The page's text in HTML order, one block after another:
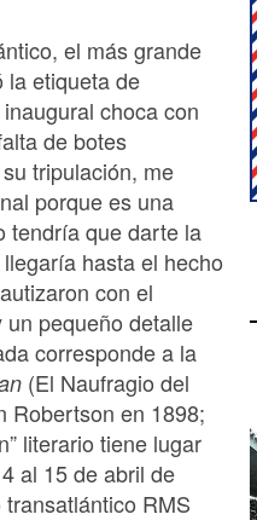
el más grande
la etiqueta de
choca con
de botes
tripulación, me
porque es una
tendría que darte la
hasta el hecho
con el
un pequeño detalle
corresponde a la
(El Naufragio del
Robertson en 1898;
literario tiene lugar
al 15 de abril de
RMS